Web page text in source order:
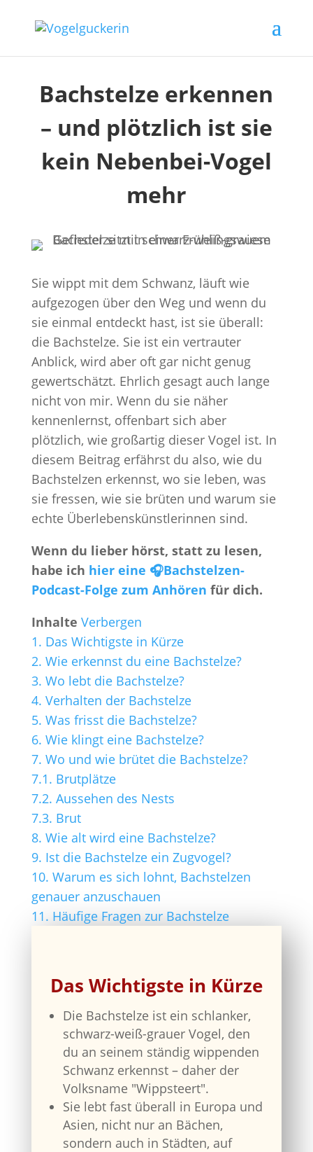
Bachstelze erkennen
– und plötzlich ist sie
kein Nebenbei-Vogel
mehr
Sie wippt mit dem Schwanz, läuft wie
aufgezogen über den Weg und wenn du
sie einmal entdeckt hast, ist sie überall:
die Bachstelze. Sie ist ein vertrauter
Anblick, wird aber oft gar nicht genug
gewertschätzt. Ehrlich gesagt auch lange
nicht von mir. Wenn du sie näher
kennenlernst, offenbart sich aber
plötzlich, wie großartig dieser Vogel ist. In
diesem Beitrag erfährst du also, wie du
Bachstelzen erkennst, wo sie leben, was
sie fressen, wie sie brüten und warum sie
echte Überlebenskünstlerinnen sind.
Wenn du lieber hörst, statt zu lesen,
habe ich hier eine 🎧Bachstelzen-
Podcast-Folge zum Anhören für dich.
Inhalte Verbergen
1. Das Wichtigste in Kürze
2. Wie erkennst du eine Bachstelze?
3. Wo lebt die Bachstelze?
4. Verhalten der Bachstelze
5. Was frisst die Bachstelze?
6. Wie klingt eine Bachstelze?
7. Wo und wie brütet die Bachstelze?
7.1. Brutplätze
7.2. Aussehen des Nests
7.3. Brut
8. Wie alt wird eine Bachstelze?
9. Ist die Bachstelze ein Zugvogel?
10. Warum es sich lohnt, Bachstelzen
genauer anzuschauen
11. Häufige Fragen zur Bachstelze
Das Wichtigste in Kürze
Die Bachstelze ist ein schlanker,
schwarz-weiß-grauer Vogel, den
du an seinem ständig wippenden
Schwanz erkennst – daher der
Volksname "Wippsteert".
Sie lebt fast überall in Europa und
Asien, nicht nur an Bächen,
sondern auch in Städten, auf